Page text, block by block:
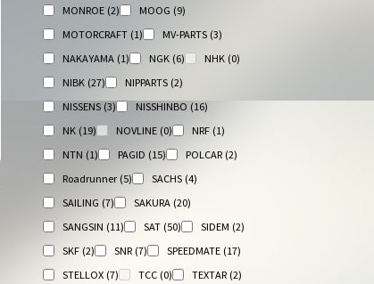
MONROE (2) MOOG (9)
MOTORCRAFT (1) MV-PARTS (3)
NAKAYAMA (1) NGK (6) NHK (0)
NIBK (27) NIPPARTS (2)
NISSENS (3) NISSHINBO (16)
NK (19) NOVLINE (0) NRF (1)
NTN (1) PAGID (15) POLCAR (2)
Roadrunner (5) SACHS (4)
SAILING (7) SAKURA (20)
SANGSIN (11) SAT (50) SIDEM (2)
SKF (2) SNR (7) SPEEDMATE (17)
STELLOX (7) TCC (0) TEXTAR (2)